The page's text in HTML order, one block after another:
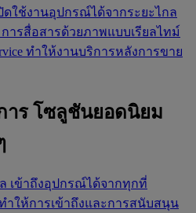
ดใช้งานอุปกรณ์ได้จากระยะไกล
การสื่อสารด้วยภาพแบบเรียลไทม์
ทำให้งานบริการหลังการขาย
าร โซลูชันยอดนิยม
เข้าถึงอุปกรณ์ได้จากทุกที่
ำให้การเข้าถึงและการสนับสนุน